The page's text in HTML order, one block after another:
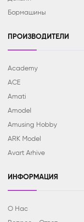
Бормашины
ПРОИЗВОДИТЕЛИ
Academy
ACE
Amati
Amodel
Amusing Hobby
ARK Model
Avart Arhive
ИНФОРМАЦИЯ
О Нас